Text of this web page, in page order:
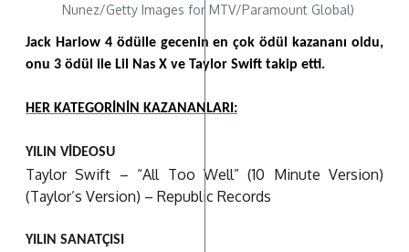
Nunez/Getty Images for MTV/Paramount Global)
Jack Harlow 4 ödülle gecenin en çok ödül kazananı oldu,
onu 3 ödül ile Lil Nas X ve Taylor Swift takip etti.
HER KATEGORİNİN KAZANANLARI:
YILIN VİDEOSU
Taylor Swift – “All Too Well” (10 Minute Version)
(Taylor’s Version) – Republic Records
YILIN SANATÇISI